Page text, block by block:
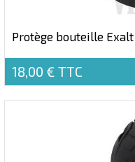
Protège bouteille Exalt
18,00 € TTC